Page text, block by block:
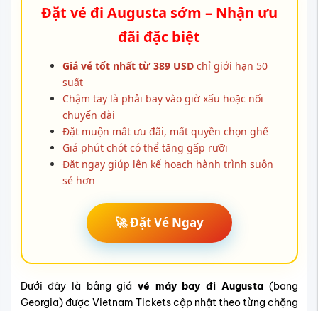
Đặt vé đi Augusta sớm – Nhận ưu
đãi đặc biệt
Giá vé tốt nhất từ 389 USDchỉ giới hạn 50
suất
Chậm tay là phải bay vào giờ xấu hoặc nối
chuyến dài
Đặt muộn mất ưu đãi, mất quyền chọn ghế
Giá phút chót có thể tăng gấp rưỡi
Đặt ngay giúp lên kế hoạch hành trình suôn
sẻ hơn
🚀 Đặt Vé Ngay
Dưới đây là bảng giá vé máy bay đi Augusta(bang
Georgia) được Vietnam Tickets cập nhật theo từng chặng